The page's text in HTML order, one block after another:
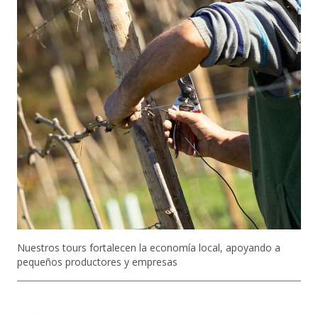
Nuestros tours fortalecen la economía local, apoyando a
pequeños productores y empresas